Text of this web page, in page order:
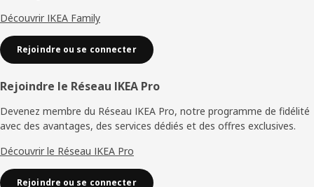
Découvrir IKEA Family
Rejoindre ou se connecter
Rejoindre le Réseau IKEA Pro
Devenez membre du Réseau IKEA Pro, notre programme de fidélité
avec des avantages, des services dédiés et des offres exclusives.
Découvrir le Réseau IKEA Pro
Rejoindre ou se connecter